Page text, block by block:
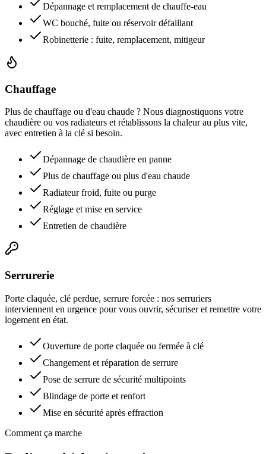
Dépannage et remplacement de chauffe-eau
WC bouché, fuite ou réservoir défaillant
Robinetterie : fuite, remplacement, mitigeur
Chauffage
Plus de chauffage ou d'eau chaude ? Nous diagnostiquons votre
chaudière ou vos radiateurs et rétablissons la chaleur au plus vite,
avec entretien à la clé si besoin.
Dépannage de chaudière en panne
Plus de chauffage ou plus d'eau chaude
Radiateur froid, fuite ou purge
Réglage et mise en service
Entretien de chaudière
Serrurerie
Porte claquée, clé perdue, serrure forcée : nos serruriers
interviennent en urgence pour vous ouvrir, sécuriser et remettre votre
logement en état.
Ouverture de porte claquée ou fermée à clé
Changement et réparation de serrure
Pose de serrure de sécurité multipoints
Blindage de porte et renfort
Mise en sécurité après effraction
Comment ça marche